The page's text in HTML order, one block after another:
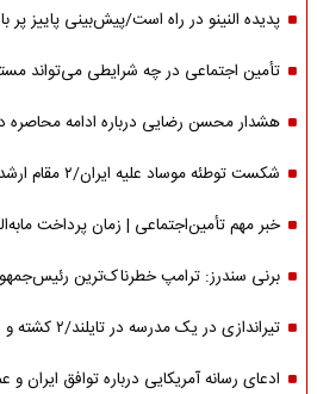
پدیده النینو در راه است/پیش‌بینی پاییز پر
تأمین اجتماعی در چه شرایطی می‌تواند
هشدار محسن رضایی درباره ادامه محاصره
شکست توطئه موساد علیه ایران/۲ مقام‌ ارشد برکنار شدند
خبر مهم تأمین‌اجتماعی | زمان پرداخت
برنی سندرز: ترامپ خطرناک‌ترین
تیراندازی در یک مدرسه در تایلند/۲ کشته و ۱۵ مجروح
ادعای رسانه آمریکایی درباره توافق ایران و